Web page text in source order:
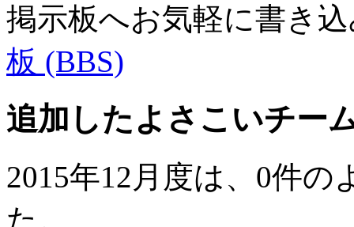
掲示板へお気軽に書き
板 (BBS)
追加したよさこいチー
2015年12月度は、0件
た。